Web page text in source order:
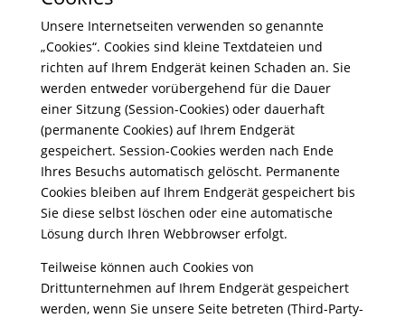
Unsere Internetseiten verwenden so genannte
„Cookies“. Cookies sind kleine Textdateien und
richten auf Ihrem Endgerät keinen Schaden an. Sie
werden entweder vorübergehend für die Dauer
einer Sitzung (Session-Cookies) oder dauerhaft
(permanente Cookies) auf Ihrem Endgerät
gespeichert. Session-Cookies werden nach Ende
Ihres Besuchs automatisch gelöscht. Permanente
Cookies bleiben auf Ihrem Endgerät gespeichert bis
Sie diese selbst löschen oder eine automatische
Lösung durch Ihren Webbrowser erfolgt.
Teilweise können auch Cookies von
Drittunternehmen auf Ihrem Endgerät gespeichert
werden, wenn Sie unsere Seite betreten (Third-Party-